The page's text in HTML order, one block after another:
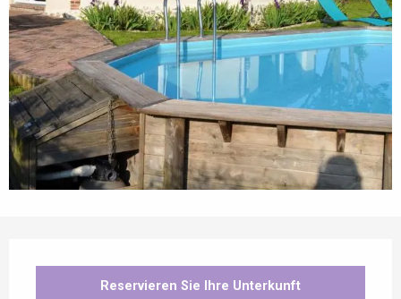
Reservieren Sie Ihre Unterkunft